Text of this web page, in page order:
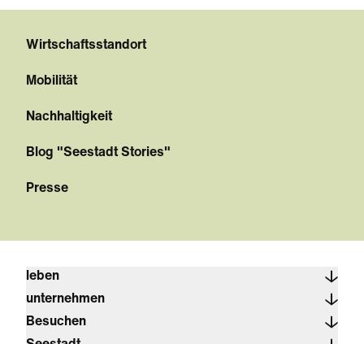
Wirtschaftsstandort
Mobilität
Nachhaltigkeit
Blog "Seestadt Stories"
Presse
leben
unternehmen
Besuchen